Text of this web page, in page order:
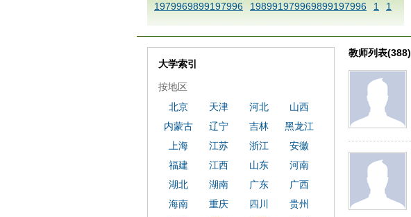
1979969899197996
198991979969899197996 1
1
AAABBBCCCdefine blablaenddefine dfbxyzendtemplat
1dfbmath key98991 methodmultiply operand97996x
1dfbxca12
3
1dfbzzzzzzzzbbbccccdddeeexcareplacezo
b 9899197996 xca
AAABBBCCCdefine blablaenddefin
e dfbxyzendtemplate dfbCCCBBBAAA
dfb989919
7996x
dfbabctitlexca
dfbmath key98991 methodmulti
ply operand97996xca
dfbsetx9899197996xxca
教师列表(388)
大学索引
按地区
北京
天津 河北
山西
内蒙古
辽宁 吉林
黑龙江
上海
江苏 浙江
安徽
福建
江西 山东
河南
湖北
湖南 广东
广西
海南
重庆 四川
贵州